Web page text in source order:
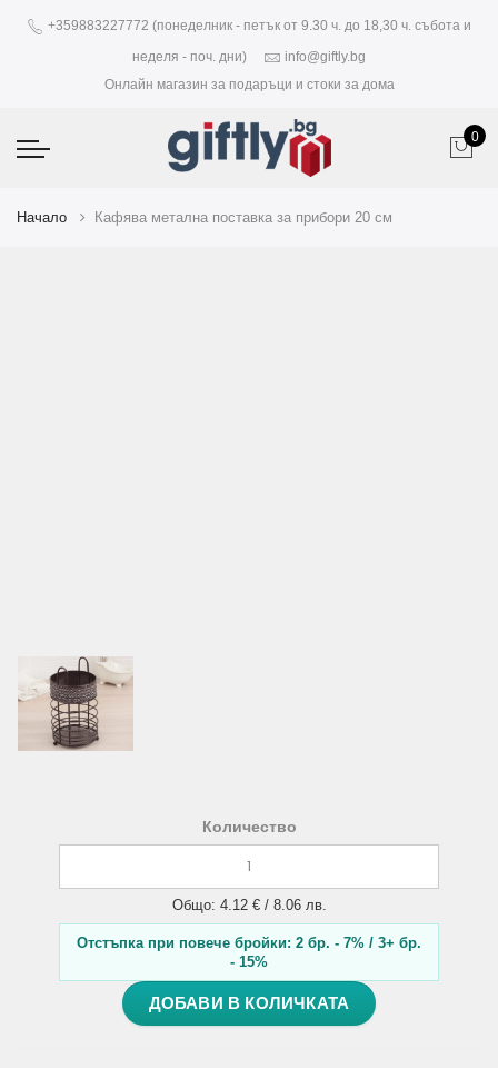
+359883227772 (понеделник - петък от 9.30 ч. до 18,30 ч. събота и
неделя - поч. дни)
info@giftly.bg
Онлайн магазин за подаръци и стоки за дома
0
Начало Кафява метална поставка за прибори 20 см
Количество
Общо: 4.12 € / 8.06 лв.
Отстъпка при повече бройки: 2 бр. - 7% / 3+ бр.
- 15%
ДОБАВИ В КОЛИЧКАТА